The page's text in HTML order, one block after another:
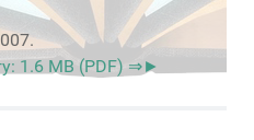
1.6 MB (PDF) ⇒►